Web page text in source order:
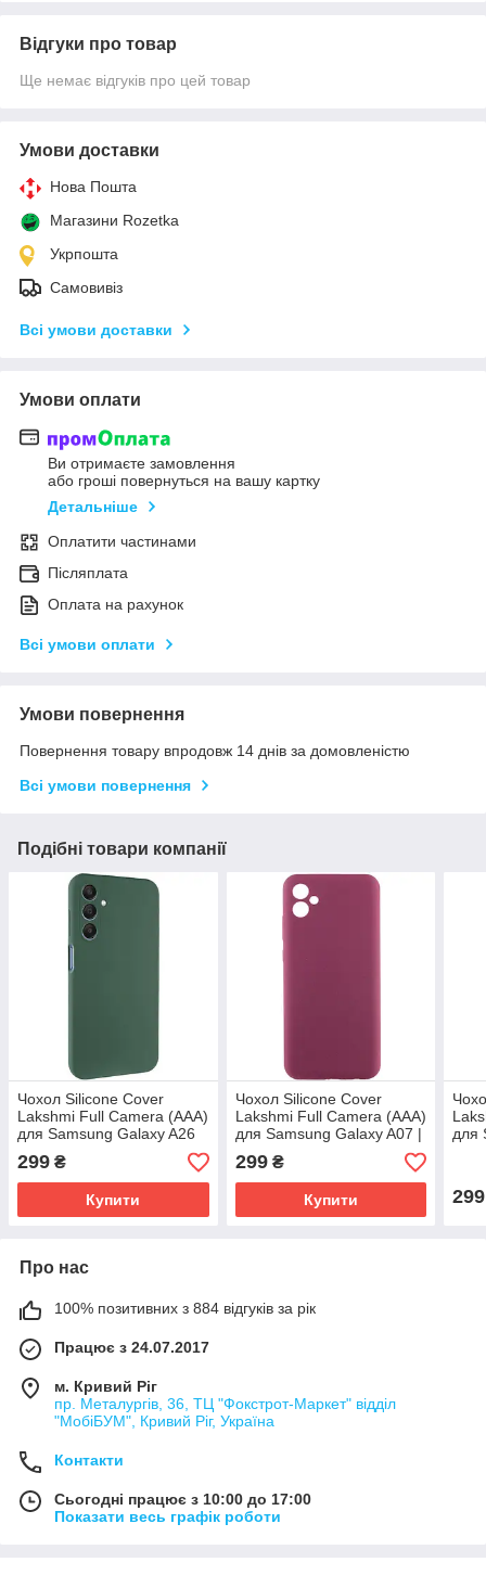
Відгуки про товар
Ще немає відгуків про цей товар
Умови доставки
Нова Пошта
Магазини Rozetka
Укрпошта
Самовивіз
Всі умови доставки
Умови оплати
Ви отримаєте замовлення
або гроші повернуться на вашу картку
Детальніше
Оплатити частинами
Післяплата
Оплата на рахунок
Всі умови оплати
Умови повернення
Повернення товару впродовж 14 днів за домовленістю
Всі умови повернення
Подібні товари компанії
Чохол Silicone Cover
Lakshmi Full Camera (AAA)
для Samsung Galaxy A26
5G | Мікрофібра Зелений /
Cyprus Green
299 ₴
Купити
Чохол Silicone Cover
Lakshmi Full Camera (AAA)
для Samsung Galaxy A07 |
Мікрофібра Бордовий /
Plum
299₴
Купити
для
299
Про нас
100% позитивних з 884 відгуків за рік
Працює з 24.07.2017
м. Кривий Ріг
пр. Металургів, 36, ТЦ "Фокстрот-Маркет" відділ
"МобіБУМ", Кривий Ріг, Україна
Контакти
Сьогодні працює з 10:00 до 17:00
Показати весь графік роботи